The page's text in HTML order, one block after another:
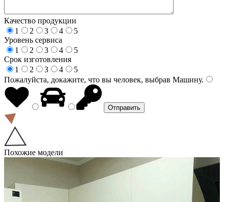
Качество продукции
1
2 3 4
5
Уровень сервиса
1
2 3 4
5
Срок изготовления
1
2 3 4
5
Пожалуйста, докажите, что вы человек, выбрав Машину.
Похожие модели